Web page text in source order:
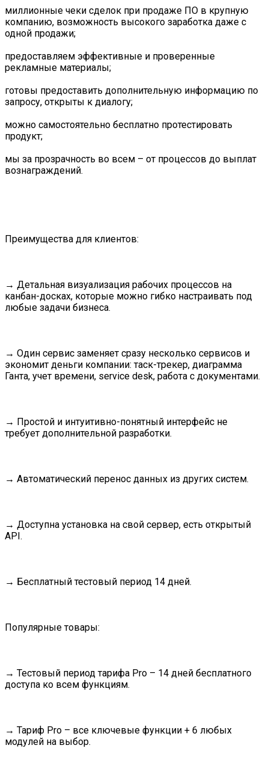
миллионные чеки сделок при продаже ПО в крупную
компанию, возможность высокого заработка даже с
одной продажи;
предоставляем эффективные и проверенные
рекламные материалы;
готовы предоставить дополнительную информацию по
запросу, открыты к диалогу;
можно самостоятельно бесплатно протестировать
продукт;
мы за прозрачность во всем – от процессов до выплат
вознаграждений.
Преимущества для клиентов:
→ Детальная визуализация рабочих процессов на
канбан-досках, которые можно гибко настраивать под
любые задачи бизнеса.
→ Один сервис заменяет сразу несколько сервисов и
экономит деньги компании: таск-трекер, диаграмма
Ганта, учет времени, service desk, работа с документами.
→ Простой и интуитивно-понятный интерфейс не
требует дополнительной разработки.
→ Автоматический перенос данных из других систем.
→ Доступна установка на свой сервер, есть открытый
API.
→ Бесплатный тестовый период 14 дней.
Популярные товары:
→ Тестовый период тарифа Pro – 14 дней бесплатного
доступа ко всем функциям.
→ Тариф Pro – все ключевые функции + 6 любых
модулей на выбор.